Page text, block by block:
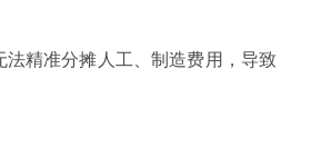
精准分摊人工、制造费用，导致